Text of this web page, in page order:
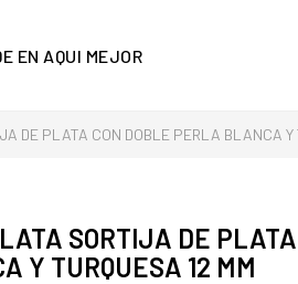
EN AQUI MEJOR
DE PLATA CON DOBLE PERLA BLANCA Y
SORTIJA DE
Y TURQUESA 12 MM